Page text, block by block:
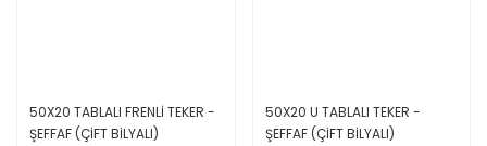
50X20 TABLALI FRENLİ TEKER -
ŞEFFAF (ÇİFT BİLYALI)
50X20 U TABLALI TEKER -
ŞEFFAF (ÇİFT BİLYALI)